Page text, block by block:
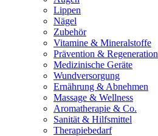
Lippen
Nägel
Zubehör
Vitamine & Mineralstoffe
Prävention & Regeneration
Medizinische Geräte
Wundversorgung
Ernährung & Abnehmen
Massage & Wellness
Aromatherapie & Co.
Sanität & Hilfsmittel
Therapiebedarf